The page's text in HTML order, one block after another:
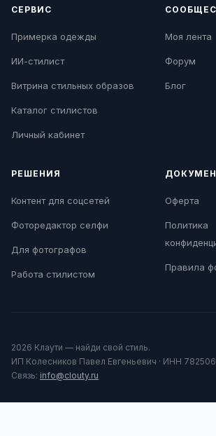
СЕРВИС
Примерка одежды
ИИ-стилист
Витрина стильных образов
Каталог стилистов
Личный кабинет
Моя лента
Форум
Блог
РЕШЕНИЯ
Контент для соцсетей
Фоторедактор селфи
Для фотографов
Работа стилистом
Оферта
Политика
Правила
2026 Клаути — найди свой стиль.
ИП Колесников Павел Евгеньевич · ИНН
Связь: info@clouty.ru